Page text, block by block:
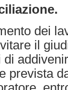
dei
il
di
prevista